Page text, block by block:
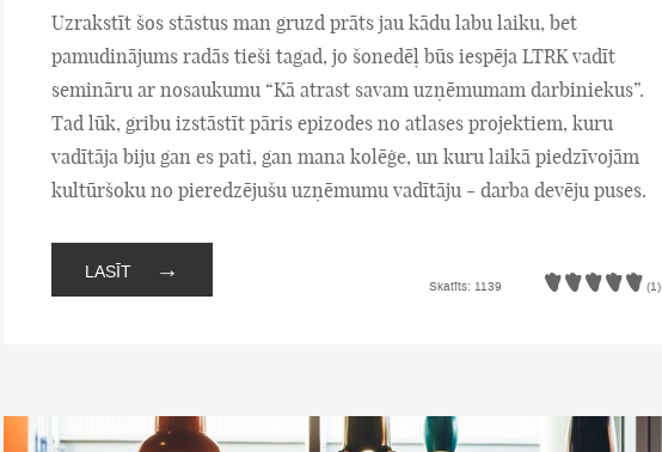
Uzrakstīt šos stāstus man gruzd prāts jau kādu labu laiku, bet
pamudinājums radās tieši tagad, jo šonedēļ būs iespēja LTRK vadīt
semināru ar nosaukumu “Kā atrast savam uzņēmumam darbiniekus”.
Tad lūk, gribu izstāstīt pāris epizodes no atlases projektiem, kuru
vadītāja biju gan es pati, gan mana kolēģe, un kuru laikā piedzīvojām
kultūršoku no pieredzējušu uzņēmumu vadītāju - darba devēju puses.
LASĪT →
Skatīts: 1139 (1)